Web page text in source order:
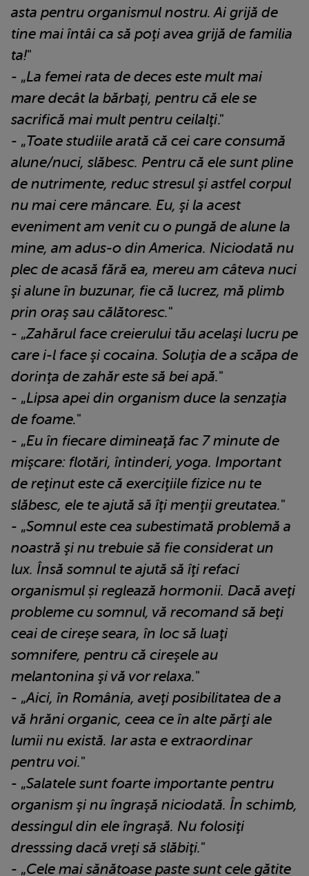
asta pentru organismul nostru. Ai grijă de
tine mai întâi ca să poţi avea grijă de familia
ta!"
- „La femei rata de deces este mult mai
mare decât la bărbaţi, pentru că ele se
sacrifică mai mult pentru ceilalţi."
- „Toate studiile arată că cei care consumă
alune/nuci, slăbesc. Pentru că ele sunt pline
de nutrimente, reduc stresul şi astfel corpul
nu mai cere mâncare. Eu, şi la acest
eveniment am venit cu o pungă de alune la
mine, am adus-o din America. Niciodată nu
plec de acasă fără ea, mereu am câteva nuci
şi alune în buzunar, fie că lucrez, mă plimb
prin oraş sau călătoresc."
- „Zahărul face creierului tău acelaşi lucru pe
care i-l face şi cocaina. Soluţia de a scăpa de
dorinţa de zahăr este să bei apă."
- „Lipsa apei din organism duce la senzaţia
de foame."
- „Eu în fiecare dimineaţă fac 7 minute de
mişcare: flotări, întinderi, yoga. Important
de reţinut este că exerciţiile fizice nu te
slăbesc, ele te ajută să îţi menţii greutatea."
- „Somnul este cea subestimată problemă a
noastră şi nu trebuie să fie considerat un
lux. Însă somnul te ajută să îţi refaci
organismul și reglează hormonii. Dacă aveţi
probleme cu somnul, vă recomand să beţi
ceai de cireşe seara, în loc să luaţi
somnifere, pentru că cireşele au
melantonina şi vă vor relaxa."
- „Aici, în România, aveţi posibilitatea de a
vă hrăni organic, ceea ce în alte părţi ale
lumii nu există. Iar asta e extraordinar
pentru voi."
- „Salatele sunt foarte importante pentru
organism şi nu îngraşă niciodată. În schimb,
dessingul din ele îngraşă. Nu folosiţi
dresssing dacă vreţi să slăbiţi."
- „Cele mai sănătoase paste sunt cele gătite